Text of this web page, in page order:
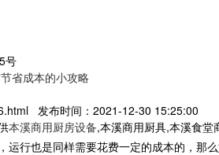
号
省成本的小攻略
发布时间：2021-12-30 15:25:00
本溪商用厨房设备,本溪商用厨具,本溪食堂
运行也是同样需要花费一定的成本的，那